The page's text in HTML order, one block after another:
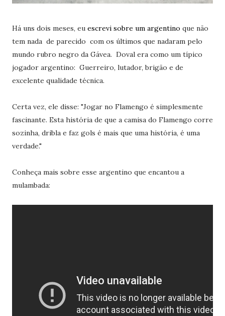
Há uns dois meses, eu escrevi sobre um argentino que não
tem nada de parecido com os últimos que nadaram pelo
mundo rubro negro da Gávea. Doval era como um típico
jogador argentino: Guerreiro, lutador, brigão e de
excelente qualidade técnica.
Certa vez, ele disse: "Jogar no Flamengo é simplesmente
fascinante. Esta história de que a camisa do Flamengo corre
sozinha, dribla e faz gols é mais que uma história, é uma
verdade."
Conheça mais sobre esse argentino que encantou a
mulambada: